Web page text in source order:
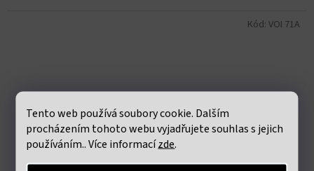
Tento web používá soubory cookie. Dalším
procházením tohoto webu vyjadřujete souhlas s jejich
používáním.. Více informacízde.
Kód: VOI 71A